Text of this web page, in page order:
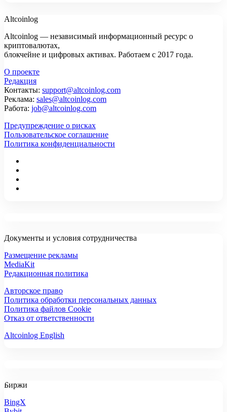
Altcoinlog
Altcoinlog — независимый информационный ресурс о
криптовалютах,
блокчейне и цифровых активах. Работаем с 2017 года.
О проекте
Редакция
Контакты: support@altcoinlog.com
Реклама: sales@altcoinlog.com
Работа: job@altcoinlog.com
Предупреждение о рисках
Пользовательское соглашение
Политика конфиденциальности
Документы и условия сотрудничества
Размещение рекламы
MediaKit
Редакционная политика
Авторское право
Политика обработки персональных данных
Политика файлов Cookie
Отказ от ответственности
Altcoinlog English
Биржи
BingX